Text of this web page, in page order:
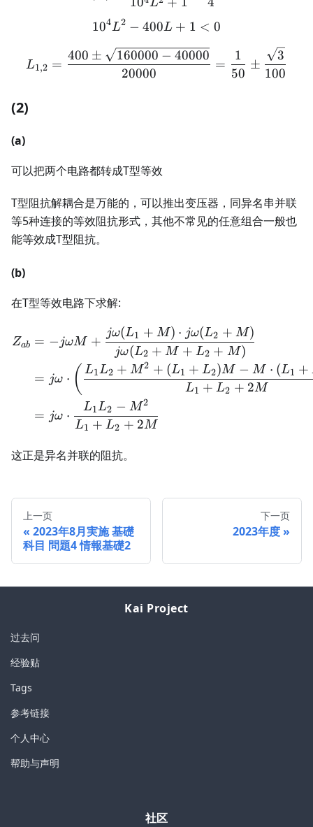
L
10^4L^2 - 400L + 1 < 0
104L2 − 400L + 1 < 0
L_{1,2} = \frac{400
L1,2 =
20000
400 ± 160000 − 40000
=
50
1
±
100
3
(2)
(a)
可以把两个电路都转成T型等效
T型阻抗解耦合是万能的，可以推出变压器，同异名串并联
等5种连接的等效阻抗形式，其他不常见的任意组合一般也
能等效成T型阻抗。
(b)
在T型等效电路下求解:
\begin{aligned} Z_{ab}
Zab = − jωM +
jω(L2 + M + L2 + M)
jω(L1 + M) ⋅ jω(L2 + M)
= jω ⋅ ( L1 + L2 + 2M
L1L2 + M2 + (L1 + L2)M − M ⋅ (L1 +
= jω ⋅
L1 + L2 + 2M
L1L2 − M2
这正是异名并联的阻抗。
上一页
2023年8月実施 基礎
科目 問題4 情報基礎2
下一页
2023年度
Kai Project
过去问
经验贴
Tags
参考链接
个人中心
帮助与声明
社区